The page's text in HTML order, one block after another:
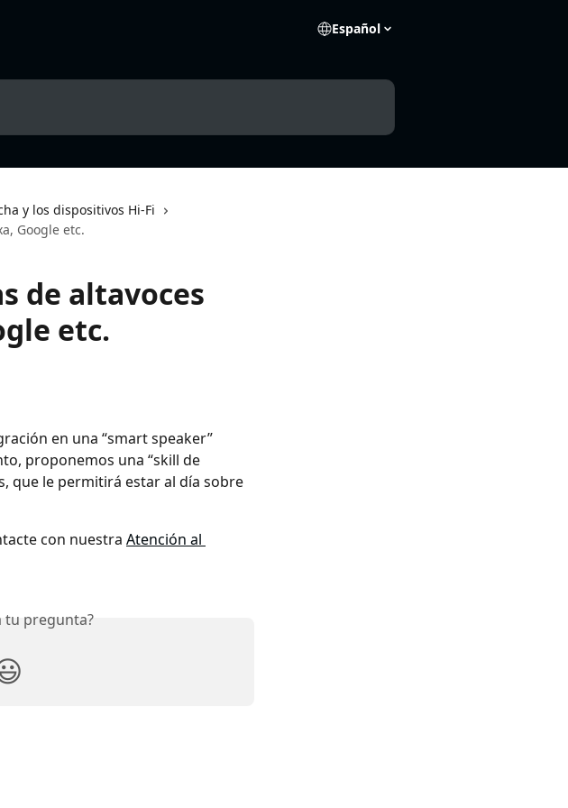
Español
y los dispositivos Hi-Fi
Google etc.
de altavoces
etc.
en una “smart speaker”
proponemos una “skill de
que le permitirá estar al día sobre
con nuestra Atención al
tu pregunta?